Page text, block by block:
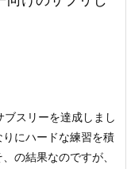
スリーを達成しまし
にハードな練習を積
の結果なのですが、